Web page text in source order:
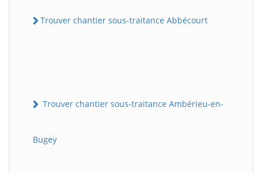
Trouver chantier sous-traitance Abbécourt
Trouver chantier sous-traitance Ambérieu-en-
Bugey